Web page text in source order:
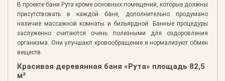
В проекте бани Рута кроме основных помещений, которые должны
присутствовать в каждой бане, дополнительно продумано
наличие массажной комнаты и бильярдной. Банные процедуры
заслуженно считаются очень полезными для оздоровления
организма. Они улучшают кровообращение и нормализуют обмен
веществ.
Красивая деревянная баня «Рута» площадь 82,5
м²